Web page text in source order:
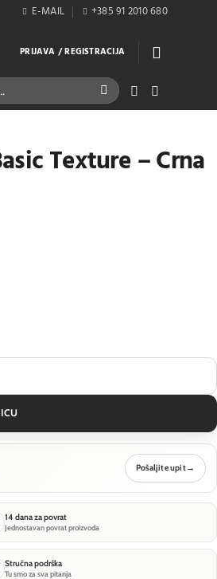
E-MAIL +385 91 2010 680
PRIJAVA / REGISTRACIJA
Texture – Crna
Maytoni Basic Texture - Crna -
Pošaljite upit→
14 dana za povrat
Jednostavan povrat proizvoda
Stručna podrška
Tu smo za sva pitanja